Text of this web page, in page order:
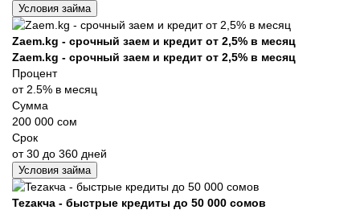
Условия займа
Zaem.kg - срочный заем и кредит от 2,5% в месяц
Zaem.kg - срочный заем и кредит от 2,5% в месяц
Процент
от 2.5% в месяц
Сумма
200 000 сом
Срок
от 30 до 360 дней
Условия займа
Tezакча - быстрые кредиты до 50 000 сомов